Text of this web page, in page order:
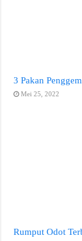
3 Pakan
Mei 25, 2022
Rumput Odot